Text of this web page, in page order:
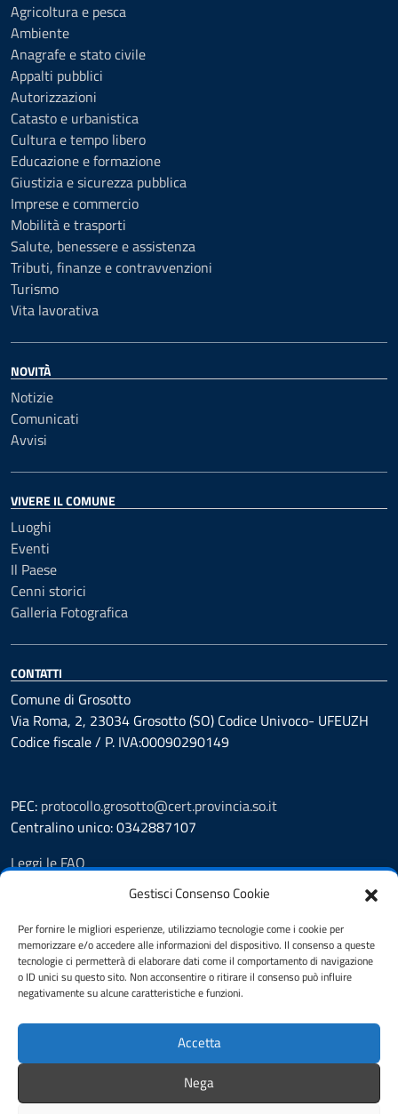
Gestisci Consenso Cookie
Per fornire le migliori esperienze, utilizziamo tecnologie come i cookie per
memorizzare e/o accedere alle informazioni del dispositivo. Il consenso a queste
tecnologie ci permetterà di elaborare dati come il comportamento di navigazione
o ID unici su questo sito. Non acconsentire o ritirare il consenso può influire
negativamente su alcune caratteristiche e funzioni.
Accetta
Nega
Agricoltura e pesca
Ambiente
Anagrafe e stato civile
Appalti pubblici
Autorizzazioni
Catasto e urbanistica
Cultura e tempo libero
Educazione e formazione
Giustizia e sicurezza pubblica
Imprese e commercio
Mobilità e trasporti
Salute, benessere e assistenza
Tributi, finanze e contravvenzioni
Turismo
Vita lavorativa
NOVITÀ
Notizie
Comunicati
Avvisi
VIVERE IL COMUNE
Luoghi
Eventi
Il Paese
Cenni storici
Galleria Fotografica
CONTATTI
Comune di Grosotto
Via Roma, 2, 23034 Grosotto (SO) Codice Univoco- UFEUZH
Codice fiscale / P. IVA:00090290149
PEC: protocollo.grosotto@cert.provincia.so.it
Centralino unico: 0342887107
Leggi le FAQ
Prenotazione appuntamento
Segnalazione disservizio
Richiesta assistenza
Amministrazione trasparente
Albo Pretorio
Informativa privacy
Pubblicità legale
Dichiarazione di accessibilità
Feedback